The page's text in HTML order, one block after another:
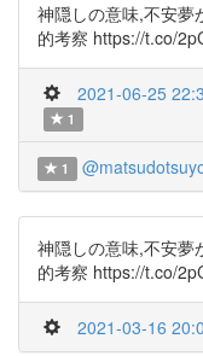
神隠しの意味,不安夢
的考察 https://t.co/
2021-06-25
1
1
神隠しの意味,不安夢
的考察 https://t.co/
2021-03-16